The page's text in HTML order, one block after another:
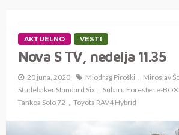
AKTUELNO VESTI
Nova S TV, nedelja 11.35
20 juna, 2020 Miodrag Piroški
Miroslav
Studebaker Standard Six
Subaru Forester e-
Tankoa Solo 72
Toyota RAV4 Hybrid